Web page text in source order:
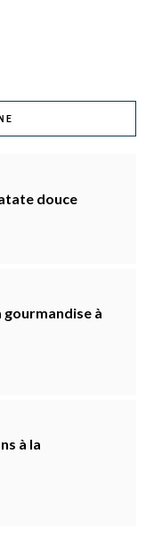
douce
gourmandise à
à la